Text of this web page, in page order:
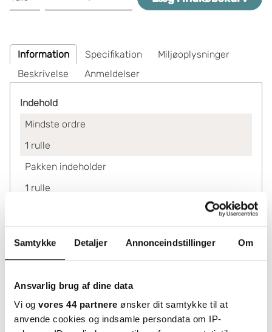
Samtykke Detaljer Annonceindstillinger Om
Ansvarlig brug af dine data
Vi og vores 44 partnere ønsker dit samtykke til at
anvende cookies og indsamle persondata om IP-
Information Specifikation
Miljøoplysninger
Beskrivelse
Anmeldelser
Indehold
Mindste ordre
1 rulle
Pakken indeholder
1 rulle
48 ruller
Ved køb af
48+
2 108.75